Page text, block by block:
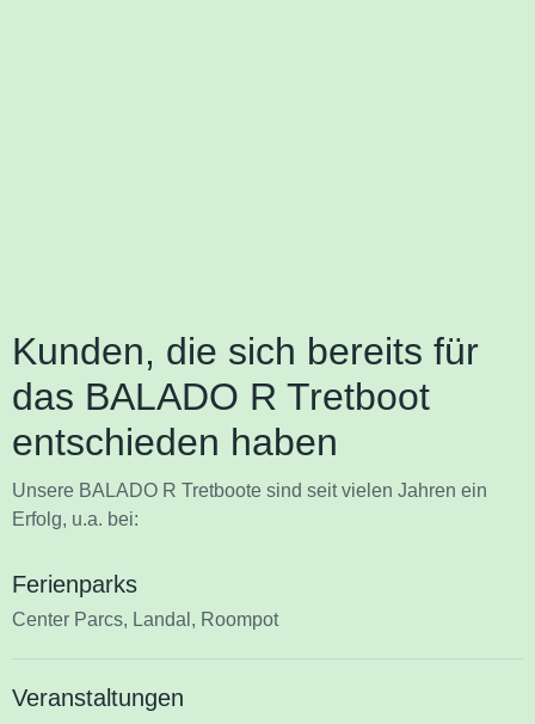
Kunden, die sich bereits für
das BALADO R Tretboot
entschieden haben
Unsere BALADO R Tretboote sind seit vielen Jahren ein
Erfolg, u.a. bei:
Ferienparks
Center Parcs, Landal, Roompot
Veranstaltungen